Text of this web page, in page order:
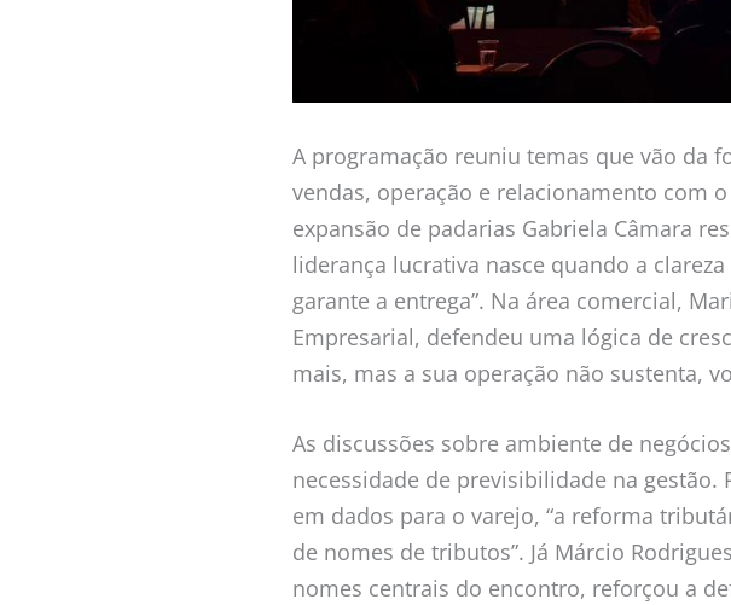
A programação reuniu temas que vão da
vendas, operação e relacionamento com
expansão de padarias Gabriela Câmara
liderança lucrativa nasce quando a
garante a entrega”. Na área comercial,
Empresarial, defendeu uma lógica de
mais, mas a sua operação não sustenta,
As discussões sobre ambiente de
necessidade de previsibilidade na gestão.
em dados para o varejo, “a reforma
de nomes de tributos”. Já Márcio
nomes centrais do encontro, reforçou a